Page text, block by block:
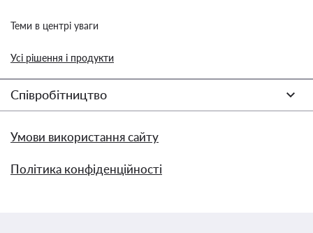
Теми в центрі уваги
Усі рішення і продукти
Співробітництво
Умови використання сайту
Політика конфіденційності